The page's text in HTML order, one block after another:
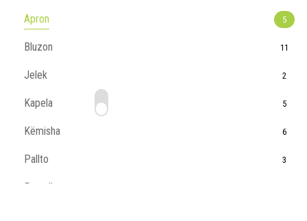
Apron 5
Bluzon 11
Jelek 2
Kapela 5
Këmisha 6
Pallto 3
Pantallona